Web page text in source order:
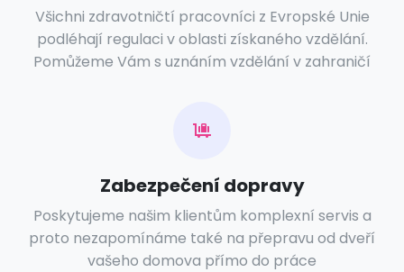
Všichni zdravotničtí pracovníci z Evropské Unie
podléhají regulaci v oblasti získaného vzdělání.
Pomůžeme Vám s uznáním vzdělání v zahraničí
Zabezpečení dopravy
Poskytujeme našim klientům komplexní servis a
proto nezapomínáme také na přepravu od dveří
vašeho domova přímo do práce